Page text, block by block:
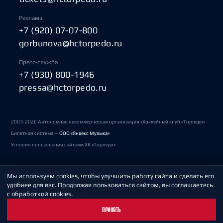
Реклама
+7 (920) 07-07-800
gorbunova@hctorpedo.ru
Пресс-служба
+7 (930) 800-1946
pressa@hctorpedo.ru
2003-2026 Автономная некоммерческая организация «Хоккейный клуб «Торпедо»
Билетная система —ООО «Яндекс Музыка»
Условия пользования сайтами ХК «Торпедо»
Политика обработки персональных данных
Пользовательское соглашение
Мы используем cookies, чтобы улучшить работу сайта и сделать его
удобнее для вас. Продолжая пользоваться сайтом, вы соглашаетесь
с обработкой cookies.
ПРИНЯТЬ